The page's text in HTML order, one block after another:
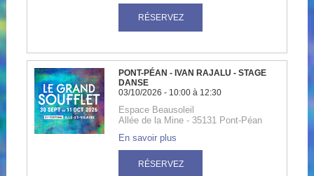
Accueil
Billetterie
La
Fabrique